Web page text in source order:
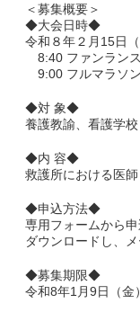
＜募集概要＞
◆大会日時◆
令和８年２月15日（
8:40 ファンラン
9:00 フルマラソ
◆対 象◆
養護教諭、看護学
◆内 容◆
救護所における医
◆申込方法◆
専用フォームから
ダウンロードし、
◆募集期限◆
令和8年1月9日（金）